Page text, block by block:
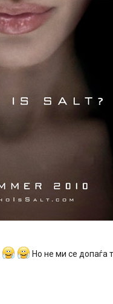
Но не ми се допаѓа